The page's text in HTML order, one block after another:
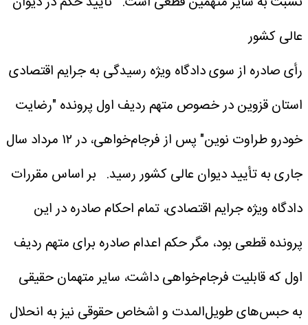
عالی کشور
رأی صادره از سوی دادگاه ویژه رسیدگی به جرایم اقتصادی
استان قزوین در خصوص متهم ردیف اول پرونده "رضایت
خودرو طراوت نوین" پس از فرجام‌خواهی، در ۱۲ مرداد سال
جاری به تأیید دیوان عالی کشور رسید. بر اساس مقررات
دادگاه ویژه جرایم اقتصادی، تمام احکام صادره در این
پرونده قطعی بود، مگر حکم اعدام صادره برای متهم ردیف
اول که قابلیت فرجام‌خواهی داشت، سایر متهمان حقیقی
به حبس‌های طویل‌المدت و اشخاص حقوقی نیز به انحلال